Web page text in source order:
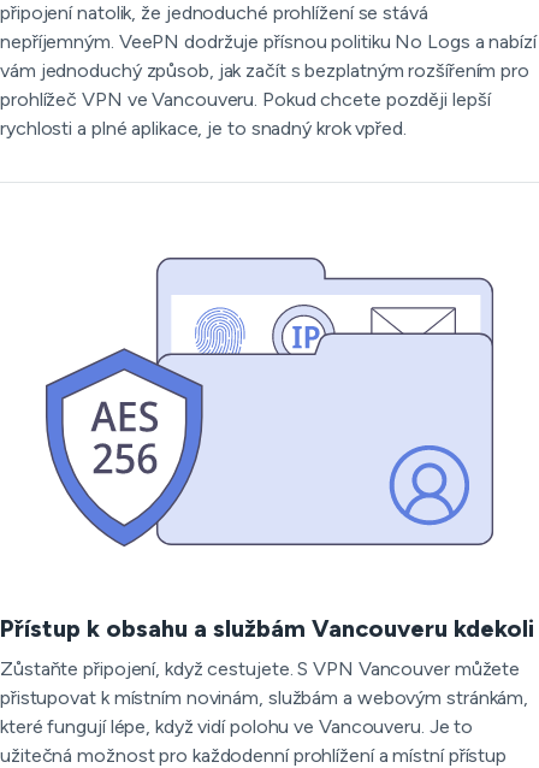
připojení natolik, že jednoduché prohlížení se stává
nepříjemným. VeePN dodržuje přísnou politiku No Logs a nabízí
vám jednoduchý způsob, jak začít s bezplatným rozšířením pro
prohlížeč VPN ve Vancouveru. Pokud chcete později lepší
rychlosti a plné aplikace, je to snadný krok vpřed.
Přístup k obsahu a službám Vancouveru kdekoli
Zůstaňte připojení, když cestujete. S VPN Vancouver můžete
přistupovat k místním novinám, službám a webovým stránkám,
které fungují lépe, když vidí polohu ve Vancouveru. Je to
užitečná možnost pro každodenní prohlížení a místní přístup